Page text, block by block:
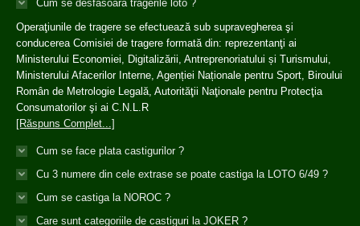
Cum se desfasoara tragerile loto ?
Operaţiunile de tragere se efectuează sub supravegherea şi
conducerea Comisiei de tragere formată din: reprezentanţi ai
Ministerului Economiei, Digitalizării, Antreprenoriatului și Turismului,
Ministerului Afacerilor Interne, Agenției Naționale pentru Sport, Biroului
Român de Metrologie Legală, Autorităţii Naţionale pentru Protecţia
Consumatorilor şi ai C.N.L.R
[Răspuns Complet...]
Cum se face plata castigurilor ?
Cu 3 numere din cele extrase se poate castiga la LOTO 6/49 ?
Cum se castiga la NOROC ?
Care sunt categoriile de castiguri la JOKER ?